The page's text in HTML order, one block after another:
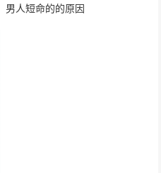
男人短命的的原因